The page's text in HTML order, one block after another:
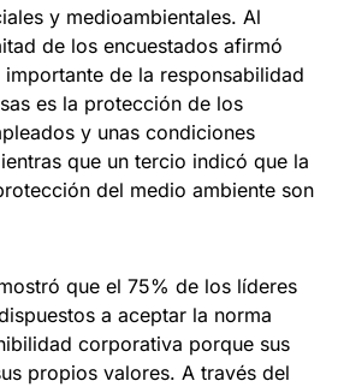
y medioambientales. Al
de los encuestados afirmó
de la responsabilidad
es la protección de los
y unas condiciones
que un tercio indicó que la
del medio ambiente son
que el 75% de los líderes
a aceptar la norma
corporativa porque sus
propios valores. A través del